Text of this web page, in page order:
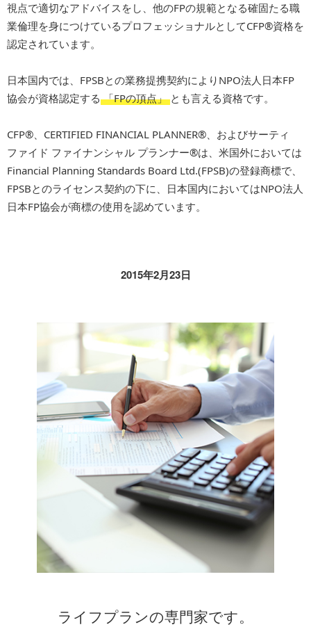
視点で適切なアドバイスをし、他のFPの規範となる確固たる職
業倫理を身につけているプロフェッショナルとしてCFP®資格を
認定されています。
日本国内では、FPSBとの業務提携契約によりNPO法人日本FP
協会が資格認定する 「FPの頂点」とも言える資格です。
CFP®、CERTIFIED FINANCIAL PLANNER®、およびサーティ
ファイド ファイナンシャル プランナー®は、米国外においては
Financial Planning Standards Board Ltd.(FPSB)の登録商標で、
FPSBとのライセンス契約の下に、日本国内においてはNPO法人
日本FP協会が商標の使用を認めています。
2015年2月23日
ライフプランの専門家です。